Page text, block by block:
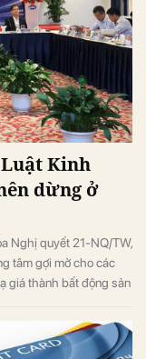
Kinh
dừng ở
Nghị quyết 21-NQ/TW,
tâm gợi mở cho các
giá thành bất động sản